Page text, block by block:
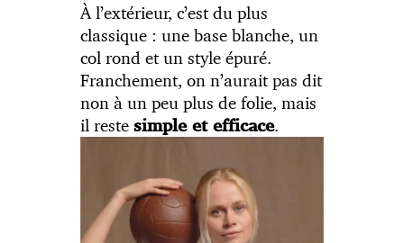
À l’extérieur, c’est du plus
classique : une base blanche, un
col rond et un style épuré.
Franchement, on n’aurait pas dit
non à un peu plus de folie, mais
il reste simple et efficace.